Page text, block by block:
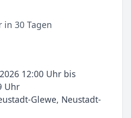
in 30 Tagen
12:00 Uhr bis
Uhr
Glewe, Neustadt-